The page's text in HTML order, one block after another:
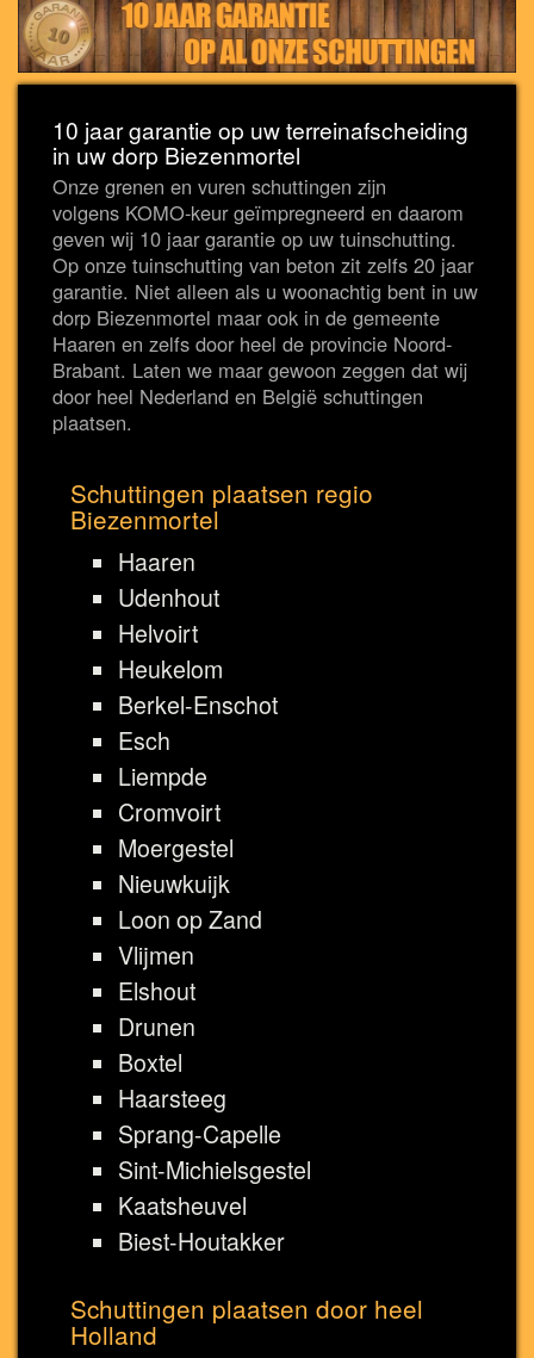
10 jaar garantie op uw terreinafscheiding
in uw dorp Biezenmortel
Onze grenen en vuren schuttingen zijn
volgens KOMO-keur geïmpregneerd en daarom
geven wij 10 jaar garantie op uw tuinschutting.
Op onze tuinschutting van beton zit zelfs 20 jaar
garantie. Niet alleen als u woonachtig bent in uw
dorp Biezenmortel maar ook in de gemeente
Haaren en zelfs door heel de provincie Noord-
Brabant. Laten we maar gewoon zeggen dat wij
door heel Nederland en België schuttingen
plaatsen.
Schuttingen plaatsen regio
Biezenmortel
Haaren
Udenhout
Helvoirt
Heukelom
Berkel-Enschot
Esch
Liempde
Cromvoirt
Moergestel
Nieuwkuijk
Loon op Zand
Vlijmen
Elshout
Drunen
Boxtel
Haarsteeg
Sprang-Capelle
Sint-Michielsgestel
Kaatsheuvel
Biest-Houtakker
Schuttingen plaatsen door heel
Holland